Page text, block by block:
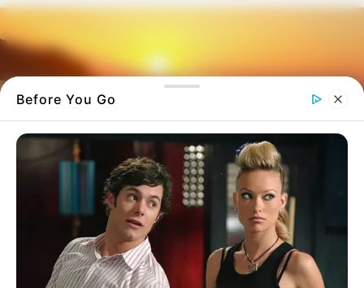
Before You Go